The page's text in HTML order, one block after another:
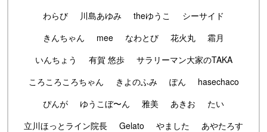
わらび
川島あゆみ theゆうこ
シーサイド
きんちゃん
mee なわとび 花火丸
霜月
いんちょう
有賀 悠歩
サラリーマン大家のTAKA
ころころころちゃん
きよのふみ ぽん
hasechaco
ぴんが
ゆうこぼ〜ん 雅美 あきお
たい
立川ほっとライン院長
Gelato やました
あやたろす